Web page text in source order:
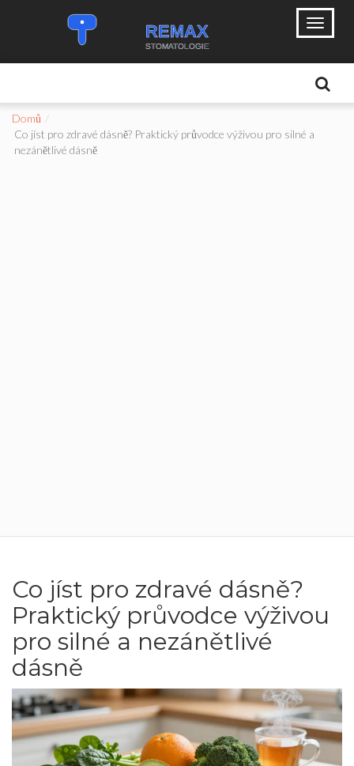
Domů
Co jíst pro zdravé dásně? Praktický průvodce výživou pro silné a
nezánětlivé dásně
Co jíst pro zdravé dásně?
Praktický průvodce výživou
pro silné a nezánětlivé
dásně